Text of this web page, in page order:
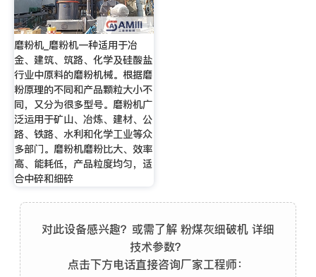
磨粉机_磨粉机一种适用于冶
金、建筑、筑路、化学及硅酸盐
行业中原料的磨粉机械。根据磨
粉原理的不同和产品颗粒大小不
同，又分为很多型号。磨粉机广
泛运用于矿山、冶炼、建材、公
路、铁路、水利和化学工业等众
多部门。磨粉机磨粉比大、效率
高、能耗低，产品粒度均匀，适
合中碎和细碎
对此设备感兴趣？或需了解 粉煤灰细破机 详细
技术参数？
点击下方电话直接咨询厂家工程师：